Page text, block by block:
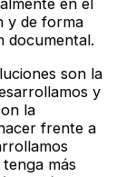
en el
y de forma
documental.
son la
y
la
frente a
más